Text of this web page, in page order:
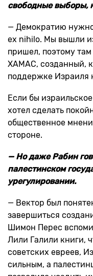
свободные выборы,
— Демократию
ex nihilo. Мы вышли
пришел, поэтому
ХАМАС, созданный,
поддержке Израиля
Если бы
хотел сделать
общественное
стороне.
— Но даже Рабин
палестинском
урегулировании.
— Вектор был
завершиться
Шимон Перес
Лили Галили книги,
советских евреев,
сильным, а